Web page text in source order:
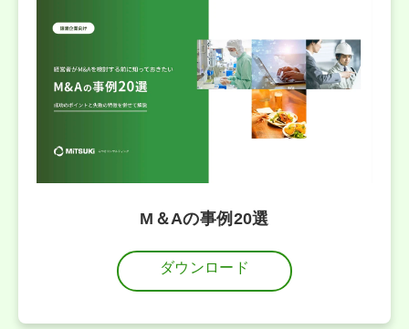
M＆Aの事例20選
ダウンロード